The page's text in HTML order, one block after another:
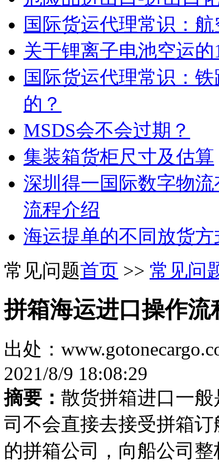
国际货运代理常识：
关于锂离子电池空运的
国际货运代理常识：
的？
MSDS会不会过期？
集装箱货柜尺寸及估算
深圳得一国际数字物
流程介绍
海运提单的不同放货方
常见问题首页 >> 常见问
拼箱海运进口操作流
出处：
2021/8/9 18:08:29
摘要： 散货拼箱进口一
司不会直接去接受拼箱
的拼箱公司，向船公司